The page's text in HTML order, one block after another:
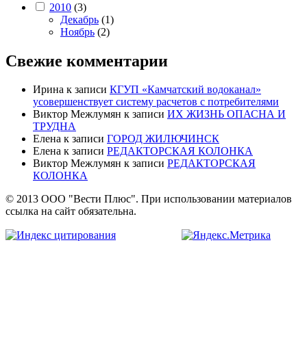
2010 (3)
Декабрь (1)
Ноябрь (2)
Свежие комментарии
Ирина к записи КГУП «Камчатский водоканал»
усовершенствует систему расчетов с потребителями
Виктор Межлумян к записи ИХ ЖИЗНЬ ОПАСНА И
ТРУДНА
Елена к записи ГОРОД ЖИЛЮЧИНСК
Елена к записи РЕДАКТОРСКАЯ КОЛОНКА
Виктор Межлумян к записи РЕДАКТОРСКАЯ
КОЛОНКА
© 2013 ООО "Вести Плюс". При использовании материалов
ссылка на сайт обязательна.